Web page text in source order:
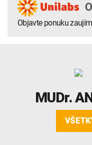
Objavte ponuku
MUDr.